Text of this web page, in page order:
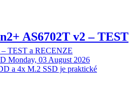
AS6702T v2 – TEST
TEST a RECENZE
Monday, 03 August 2026
a 4x M.2 SSD je praktické